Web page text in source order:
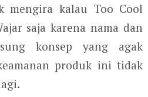
mengira kalau Too Cool
saja karena nama dan
konsep yang agak
produk ini tidak